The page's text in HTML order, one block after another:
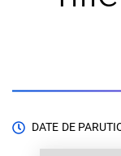
DATE DE